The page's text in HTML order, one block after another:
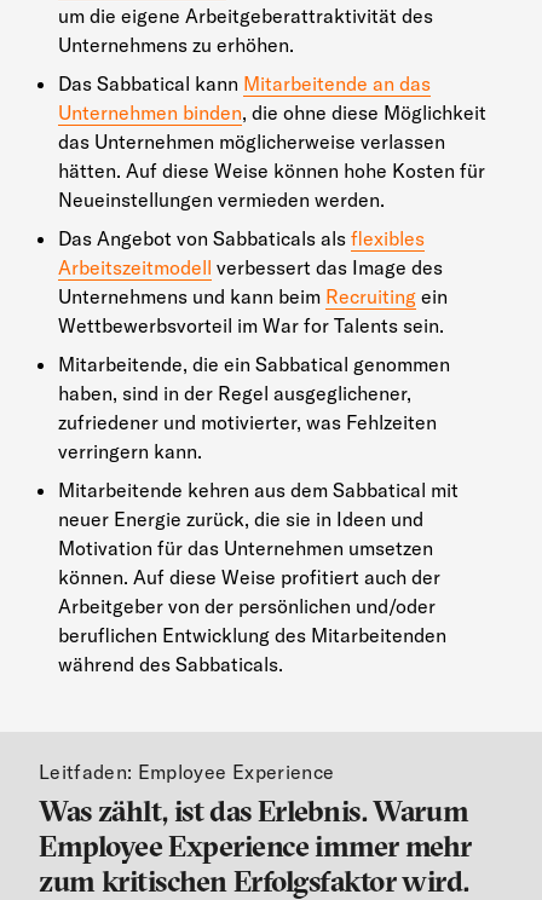
um die eigene Arbeitgeberattraktivität des
Unternehmens zu erhöhen.
Das Sabbatical kann Mitarbeitende an das
Unternehmen binden, die ohne diese Möglichkeit
das Unternehmen möglicherweise verlassen
hätten. Auf diese Weise können hohe Kosten für
Neueinstellungen vermieden werden.
Das Angebot von Sabbaticals als flexibles
Arbeitszeitmodell verbessert das Image des
Unternehmens und kann beim Recruiting ein
Wettbewerbsvorteil im War for Talents sein.
Mitarbeitende, die ein Sabbatical genommen
haben, sind in der Regel ausgeglichener,
zufriedener und motivierter, was Fehlzeiten
verringern kann.
Mitarbeitende kehren aus dem Sabbatical mit
neuer Energie zurück, die sie in Ideen und
Motivation für das Unternehmen umsetzen
können. Auf diese Weise profitiert auch der
Arbeitgeber von der persönlichen und/oder
beruflichen Entwicklung des Mitarbeitenden
während des Sabbaticals.
Leitfaden: Employee Experience
Was zählt, ist das Erlebnis. Warum
Employee Experience immer mehr
zum kritischen Erfolgsfaktor wird.